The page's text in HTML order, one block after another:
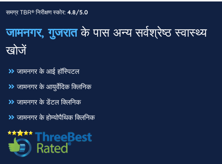
समग्र TBR® निरीक्षण स्कोर: 4.8/5.0
जामनगर, गुजरातके पास अन्य सर्वश्रेष्ठ स्वास्थ्य
खोजें
जामनगर के आई हॉस्पिटल
जामनगर के आयुर्वेदिक क्लिनिक
जामनगर के डेंटल क्लिनिक
जामनगर के होम्योपैथिक क्लिनिक